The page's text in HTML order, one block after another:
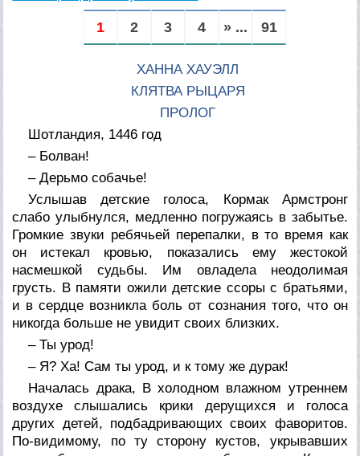
1 2 3 4 » ... 91
ХАННА ХАУЭЛЛ
КЛЯТВА РЫЦАРЯ
ПРОЛОГ
Шотландия, 1446 год
– Болван!
– Дерьмо собачье!
Услышав детские голоса, Кормак Армстронг
слабо улыбнулся, медленно погружаясь в забытье.
Громкие звуки ребячьей перепалки, в то время как
он истекал кровью, показались ему жестокой
насмешкой судьбы. Им овладела неодолимая
грусть. В памяти ожили детские ссоры с братьями,
и в сердце возникла боль от сознания того, что он
никогда больше не увидит своих близких.
– Ты урод!
– Я? Ха! Сам ты урод, и к тому же дурак!
Началась драка, В холодном влажном утреннем
воздухе слышались крики дерущихся и голоса
других детей, подбадривающих своих фаворитов.
По-видимому, по ту сторону кустов, укрывавших